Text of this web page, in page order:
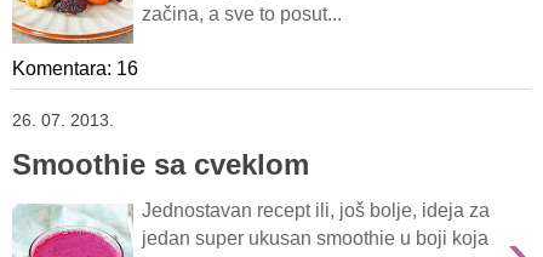
začina, a sve to posut...
Komentara: 16
26. 07. 2013.
Smoothie sa cveklom
Jednostavan recept ili, još bolje, ideja za
jedan super ukusan smoothie u boji koja